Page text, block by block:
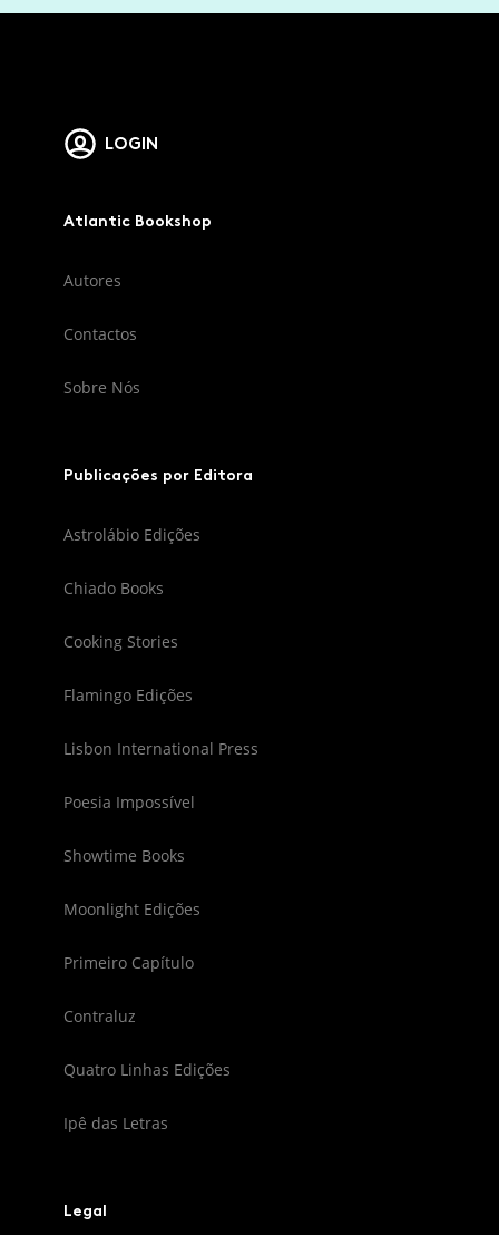
LOGIN
Atlantic Bookshop
Autores
Contactos
Sobre Nós
Publicações por Editora
Astrolábio Edições
Chiado Books
Cooking Stories
Flamingo Edições
Lisbon International Press
Poesia Impossível
Showtime Books
Moonlight Edições
Primeiro Capítulo
Contraluz
Quatro Linhas Edições
Ipê das Letras
Legal